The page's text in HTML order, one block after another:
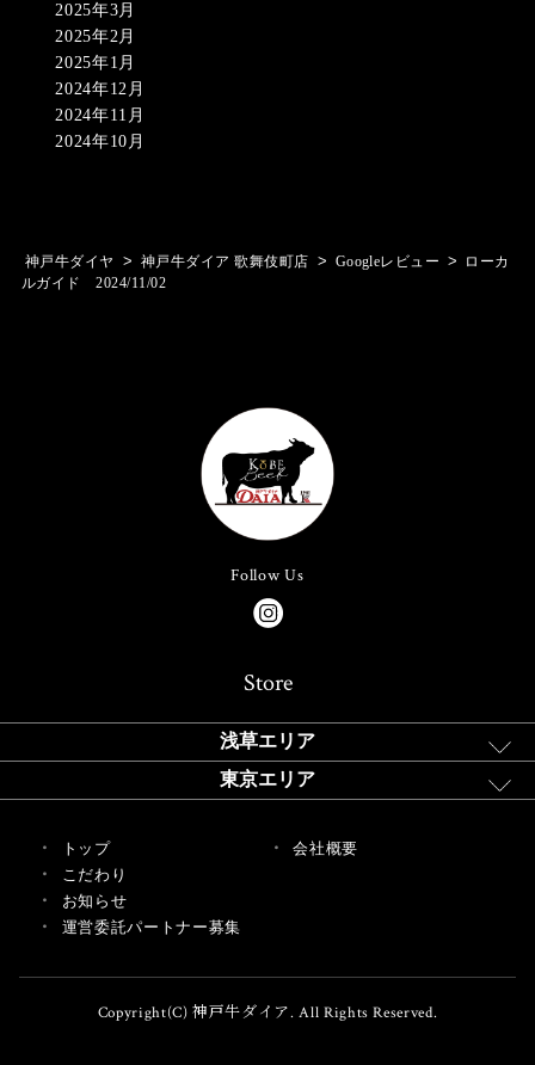
2025年3月
2025年2月
2025年1月
2024年12月
2024年11月
2024年10月
神戸牛ダイヤ > 神戸牛ダイア 歌舞伎町店 > Googleレビュー >
ローカ
ルガイド 2024/11/02
Follow Us
Store
浅草エリア
東京エリア
トップ
こだわり
お知らせ
運営委託パートナー募集
会社概要
Copyright(C) 神戸牛ダイア. All Rights Reserved.